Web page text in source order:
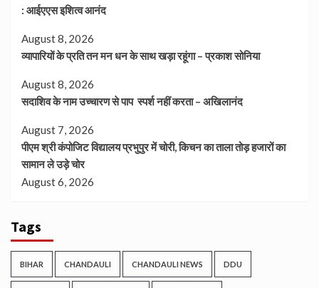
: आईएएस इशित्व आनंद
August 8, 2026
व्यापारियों के प्रति तन मन धन के साथ खड़ा रहूंगा – प्रकाश सोनिया
August 8, 2026
सदाशिव के नाम उच्चारण से पाप स्पर्श नहीं करता – अखिलानंद
August 7, 2026
पीएम श्री कंपोजिट विद्यालय प्रभुपुर में चोरी, किचन का ताला तोड़ हजारों का
सामान ले उड़े चोर
August 6, 2026
Tags
BIHAR CHANDAULI CHANDAULI NEWS DDU